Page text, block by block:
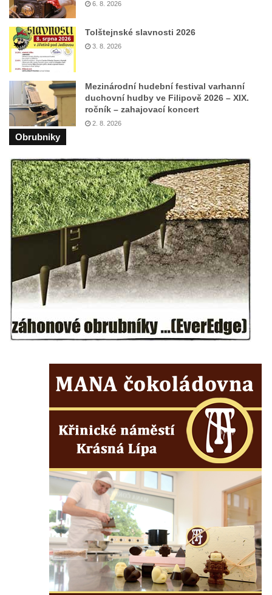
Pomník obětem válek v Mirošovicích
Hrob vojáků Rudé armády na hřbitově v
Račicích
Hrob Jiřího Dovhomilji na hřbitově v
Račicích
Hrob Antonína Medáčka na hřbitově v
Račicích
Hrob Josefa Moravce a Miroslava Moravce
Pomník obětem válek na hřbitově v Dobříni
Pomník obětem 1. světové války v Lužici
Kenotaf Josefa Matese na hřbitově v Lužici
Pamětní deska Giuseppe Capella na
hřbitově v Lužici
Kenotaf Emila Miksche na hřbitově v Lužici
Kenotaf Antonína Krause na hřbitově v
Lužici
Pomník vojákům Rudé armády na hřbitově
v Kozlech
Walthera von der Vogelweide v Duchcově
Památník obětem holokaustu v Lipové ulici
v Duchcově
Pomník obětem válek v Jeníkově
kapli Panny Marie v Lahošti
Pomník obětem 2. světové války v parku v
Mikulášovicích
Pomník obětem bombardování 8. 5. 1945 v
ulici U Plovárny ve Frýdlantu
Pamětní deska Rumburské vzpoury na
Základní škole Tyršova v Rumburku
6. 8. 2026
Tolštejnské slavnosti 2026
3. 8. 2026
Mezinárodní hudební festival varhanní
duchovní hudby ve Filipově 2026 – XIX.
ročník – zahajovací koncert
2. 8. 2026
Obrubniky